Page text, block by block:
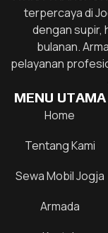
terpercaya di
dengan supir,
bulanan.
pelayanan
MENU UTAMA
Home
Tentang Kami
Sewa Mobil Jogja
Armada